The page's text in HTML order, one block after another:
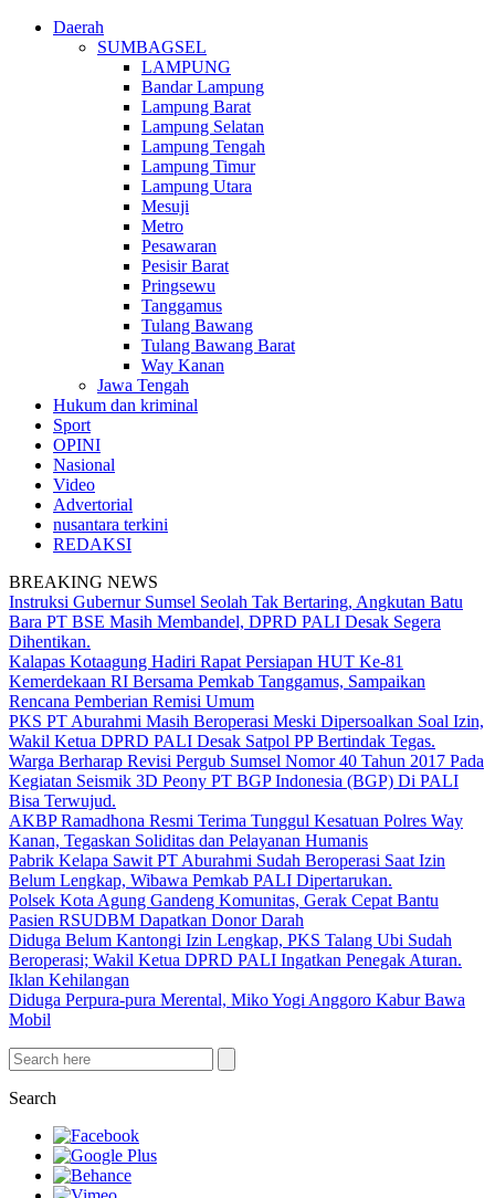
Daerah
SUMBAGSEL
LAMPUNG
Bandar Lampung
Lampung Barat
Lampung Selatan
Lampung Tengah
Lampung Timur
Lampung Utara
Mesuji
Metro
Pesawaran
Pesisir Barat
Pringsewu
Tanggamus
Tulang Bawang
Tulang Bawang Barat
Way Kanan
Jawa Tengah
Hukum dan kriminal
Sport
OPINI
Nasional
Video
Advertorial
nusantara terkini
REDAKSI
BREAKING NEWS
Instruksi Gubernur Sumsel Seolah Tak Bertaring, Angkutan Batu
Bara PT BSE Masih Membandel, DPRD PALI Desak Segera
Dihentikan.
Kalapas Kotaagung Hadiri Rapat Persiapan HUT Ke-81
Kemerdekaan RI Bersama Pemkab Tanggamus, Sampaikan
Rencana Pemberian Remisi Umum
PKS PT Aburahmi Masih Beroperasi Meski Dipersoalkan Soal Izin,
Wakil Ketua DPRD PALI Desak Satpol PP Bertindak Tegas.
Warga Berharap Revisi Pergub Sumsel Nomor 40 Tahun 2017 Pada
Kegiatan Seismik 3D Peony PT BGP Indonesia (BGP) Di PALI
Bisa Terwujud.
AKBP Ramadhona Resmi Terima Tunggul Kesatuan Polres Way
Kanan, Tegaskan Soliditas dan Pelayanan Humanis
Pabrik Kelapa Sawit PT Aburahmi Sudah Beroperasi Saat Izin
Belum Lengkap, Wibawa Pemkab PALI Dipertarukan.
Polsek Kota Agung Gandeng Komunitas, Gerak Cepat Bantu
Pasien RSUDBM Dapatkan Donor Darah
Diduga Belum Kantongi Izin Lengkap, PKS Talang Ubi Sudah
Beroperasi; Wakil Ketua DPRD PALI Ingatkan Penegak Aturan.
Iklan Kehilangan
Diduga Perpura-pura Merental, Miko Yogi Anggoro Kabur Bawa
Mobil
Search